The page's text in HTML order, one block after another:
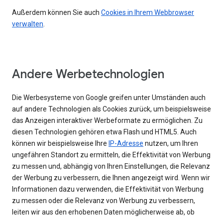
Außerdem können Sie auch Cookies in Ihrem Webbrowser
verwalten.
Andere Werbetechnologien
Die Werbesysteme von Google greifen unter Umständen auch
auf andere Technologien als Cookies zurück, um beispielsweise
das Anzeigen interaktiver Werbeformate zu ermöglichen. Zu
diesen Technologien gehören etwa Flash und HTML5. Auch
können wir beispielsweise Ihre IP-Adresse nutzen, um Ihren
ungefähren Standort zu ermitteln, die Effektivität von Werbung
zu messen und, abhängig von Ihren Einstellungen, die Relevanz
der Werbung zu verbessern, die Ihnen angezeigt wird. Wenn wir
Informationen dazu verwenden, die Effektivität von Werbung
zu messen oder die Relevanz von Werbung zu verbessern,
leiten wir aus den erhobenen Daten möglicherweise ab, ob